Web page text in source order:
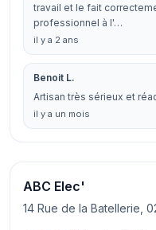
travail et le fait
professionnel à l'…
il y a 2 ans
Benoit L.
Artisan très sérieux et
il y a un mois
ABC Elec'
14 Rue de la Batellerie,